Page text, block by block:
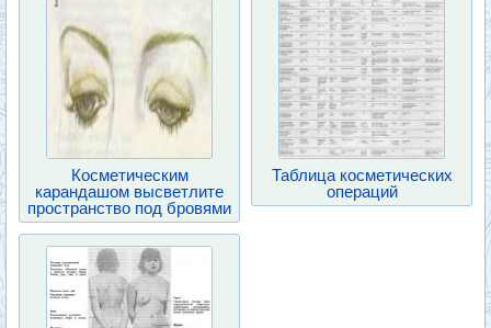
Косметическим
карандашом высветлите
пространство под бровями
Таблица косметических
операций